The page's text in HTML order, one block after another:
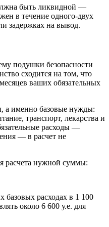
быть ликвидной —
в течение одного-двух
задержках на вывод.
подушки безопасности
сходится на том, что
ваших обязательных
а именно базовые нужды:
транспорт, лекарства и
расходы —
— в расчет не
расчета нужной суммы:
расходах в 1 100
около 6 600 у.е. для